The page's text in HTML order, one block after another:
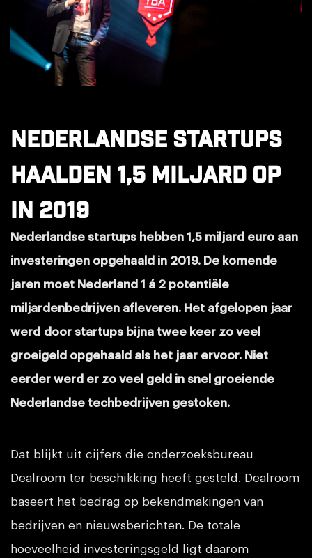
Nederlandse startups
haalden 1,5 miljard op
in 2019
Nederlandse startups hebben 1,5 miljard euro aan
investeringen opgehaald in 2019. De komende
jaren moet Nederland 1 á 2 potentiële
miljardenbedrijven afleveren. Het afgelopen jaar
werd door startups bijna twee keer zo veel
groeigeld opgehaald als het jaar ervoor. Niet
eerder werd er zo veel geld in snel groeiende
Nederlandse techbedrijven gestoken.
Dat blijkt uit cijfers die onderzoeksbureau
Dealroom ter beschikking heeft gesteld. Dealroom
baseert het bedrag op bekendmakingen van
bedrijven en nieuwsberichten. De totale
hoeveelheid investeringsgeld ligt daarom